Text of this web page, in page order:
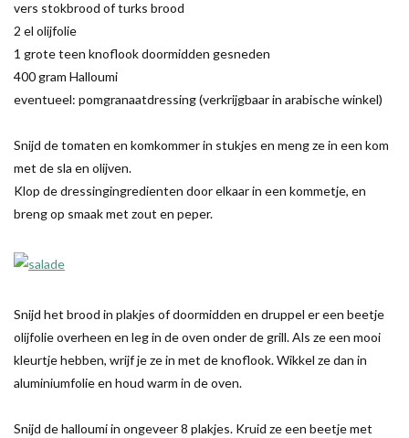
vers stokbrood of turks brood
2 el olijfolie
1 grote teen knoflook doormidden gesneden
400 gram Halloumi
eventueel: pomgranaatdressing (verkrijgbaar in arabische winkel)
Snijd de tomaten en komkommer in stukjes en meng ze in een kom
met de sla en olijven.
Klop de dressingingredienten door elkaar in een kommetje, en
breng op smaak met zout en peper.
Snijd het brood in plakjes of doormidden en druppel er een beetje
olijfolie overheen en leg in de oven onder de grill. Als ze een mooi
kleurtje hebben, wrijf je ze in met de knoflook. Wikkel ze dan in
aluminiumfolie en houd warm in de oven.
Snijd de halloumi in ongeveer 8 plakjes. Kruid ze een beetje met